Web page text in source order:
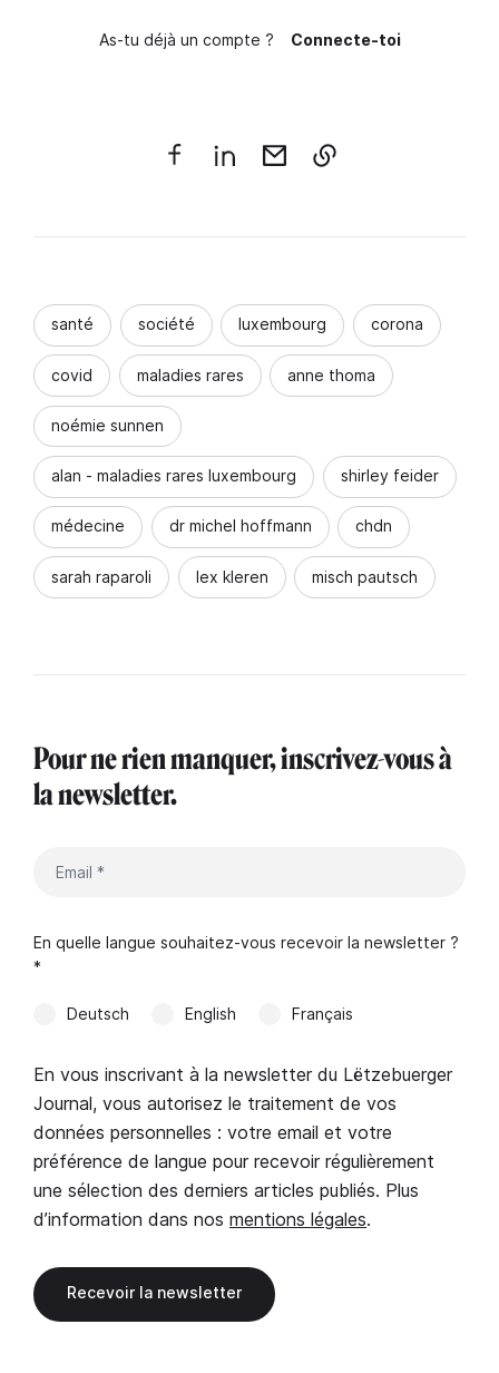
As-tu déjà un compte ? Connecte-toi
santé société luxembourg corona
covid maladies rares anne thoma
noémie sunnen
alan - maladies rares luxembourg shirley feider
médecine dr michel hoffmann chdn
sarah raparoli lex kleren misch pautsch
Pour ne rien manquer, inscrivez-vous à
la newsletter.
En quelle langue souhaitez-vous recevoir la newsletter ?
*
Deutsch English Français
En vous inscrivant à la newsletter du Lëtzebuerger
Journal, vous autorisez le traitement de vos
données personnelles : votre email et votre
préférence de langue pour recevoir régulièrement
une sélection des derniers articles publiés. Plus
d’information dans nos mentions légales.